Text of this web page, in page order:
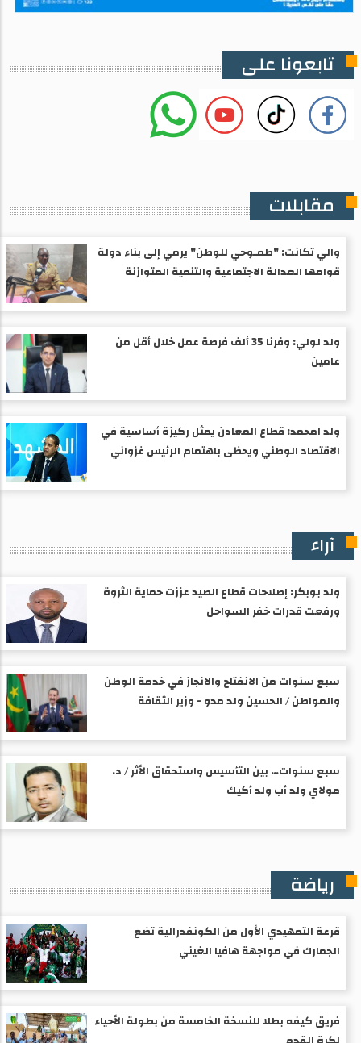
تابعونا على
مقابلات
والي تكانت: "طمـوحي للوطن" يرمي إلى بناء دولة
قوامها العدالة الاجتماعية والتنمية المتوازنة
ولد لولي: وفرنا 35 ألف فرصة عمل خلال أقل من
عامين
ولد امحمد: قطاع المعادن يمثل ركيزة أساسية في
الاقتصاد الوطني ويحظى باهتمام الرئيس غزواني
آراء
ولد بوبكر: إصلاحات قطاع الصيد عززت حماية الثروة
ورفعت قدرات خفر السواحل
سبع سنوات من الانفتاح والانجاز في خدمة الوطن
والمواطن / الحسين ولد مدو - وزير الثقافة
سبع سنوات… بين التأسيس واستحقاق الأثر / د.
مولاي ولد أب ولد أكيك
رياضة
قرعة التمهيدي الأول من الكونفدرالية تضع
الجمارك في مواجهة هافيا الغيني
فريق كيفه بطلا للنسخة الخامسة من بطولة الأحياء